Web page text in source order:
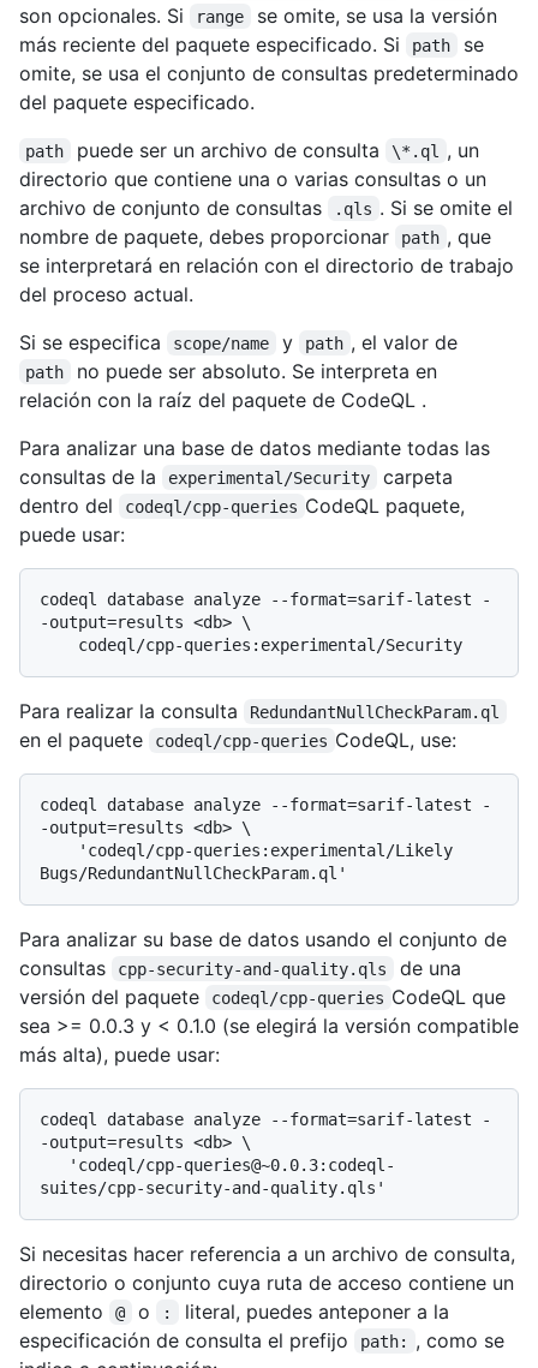
son opcionales. Si range
se omite, se usa la versión
más reciente del paquete especificado. Si
path
se
omite, se usa el conjunto de consultas predeterminado
del paquete especificado.
path puede ser un archivo de consulta \*.ql
, un
directorio que contiene una o varias consultas o un
archivo de conjunto de consultas
.qls . Si se omite el
nombre de paquete, debes proporcionar
path , que
se interpretará en relación con el directorio de trabajo
del proceso actual.
Si se especifica
scope/name y path , el valor de
path
no puede ser absoluto. Se interpreta en
relación con la raíz del paquete de CodeQL .
Para analizar una base de datos mediante todas las
consultas de la
experimental/Security
carpeta
dentro del
codeql/cpp-queries CodeQL paquete,
puede usar:
codeql database analyze --format=sarif-latest -
-output=results <db> \
Para realizar la consulta RedundantNullCheckParam.ql
en el paquete codeql/cpp-queries CodeQL, use:
codeql database analyze --format=sarif-latest -
-output=results <db> \
Para analizar su base de datos usando el conjunto de
consultas
cpp-security-and-quality.qls
de una
versión del paquete
codeql/cpp-queries CodeQL que
sea >= 0.0.3 y < 0.1.0 (se elegirá la versión compatible
más alta), puede usar:
codeql database analyze --format=sarif-latest -
-output=results <db> \
Si necesitas hacer referencia a un archivo de consulta,
directorio o conjunto cuya ruta de acceso contiene un
elemento
@ o :
literal, puedes anteponer a la
especificación de consulta el prefijo
path:
, como se